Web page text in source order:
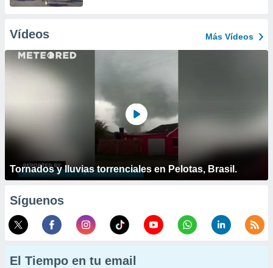
Vídeos Más Vídeos
Tornados y lluvias torrenciales en Pelotas, Brasil.
Síguenos
El Tiempo en tu email